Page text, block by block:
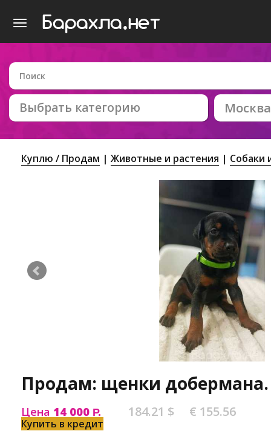
Выбрать категорию Москва
Куплю / Продам Животные и растения Собаки
Продам: щенки
Цена 14 000 Р. 184.21 $ € 155.56
Купить в кредит